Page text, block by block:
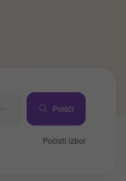
Poišči
Počisti izbor